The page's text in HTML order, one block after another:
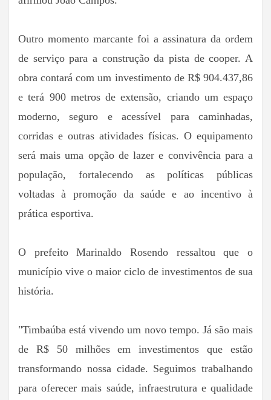
Outro momento marcante foi a assinatura da ordem
de serviço para a construção da pista de cooper. A
obra contará com um investimento de R$ 904.437,86
e terá 900 metros de extensão, criando um espaço
moderno, seguro e acessível para caminhadas,
corridas e outras atividades físicas. O equipamento
será mais uma opção de lazer e convivência para a
população, fortalecendo as políticas públicas
voltadas à promoção da saúde e ao incentivo à
prática esportiva.
O prefeito Marinaldo Rosendo ressaltou que o
município vive o maior ciclo de investimentos de sua
história.
"Timbaúba está vivendo um novo tempo. Já são mais
de R$ 50 milhões em investimentos que estão
transformando nossa cidade. Seguimos trabalhando
para oferecer mais saúde, infraestrutura e qualidade